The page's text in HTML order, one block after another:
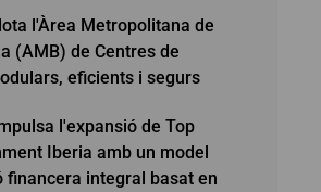
l'Àrea Metropolitana de
(AMB) de Centres de
eficients i segurs
l'expansió de Top
Iberia amb un model
financera integral basat en